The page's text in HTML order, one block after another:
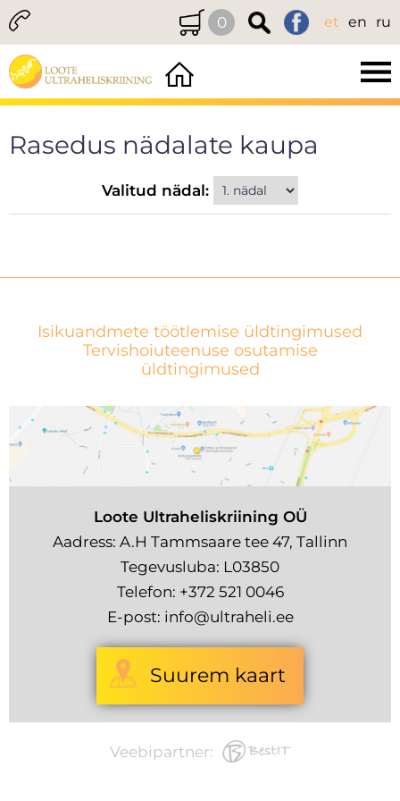
0 et en ru
Rasedus nädalate kaupa
Valitud nädal:
Isikuandmete töötlemise üldtingimused
Tervishoiuteenuse osutamise
üldtingimused
Loote Ultraheliskriining OÜ
Aadress: A.H Tammsaare tee 47, Tallinn
Tegevusluba: L03850
Telefon: +372 521 0046
E-post: info@ultraheli.ee
Suurem kaart
Veebipartner: